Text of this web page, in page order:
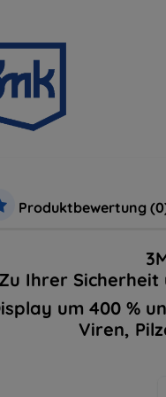
Produktbewertung
Ihrer Sicherheit
um 400 %
Viren,